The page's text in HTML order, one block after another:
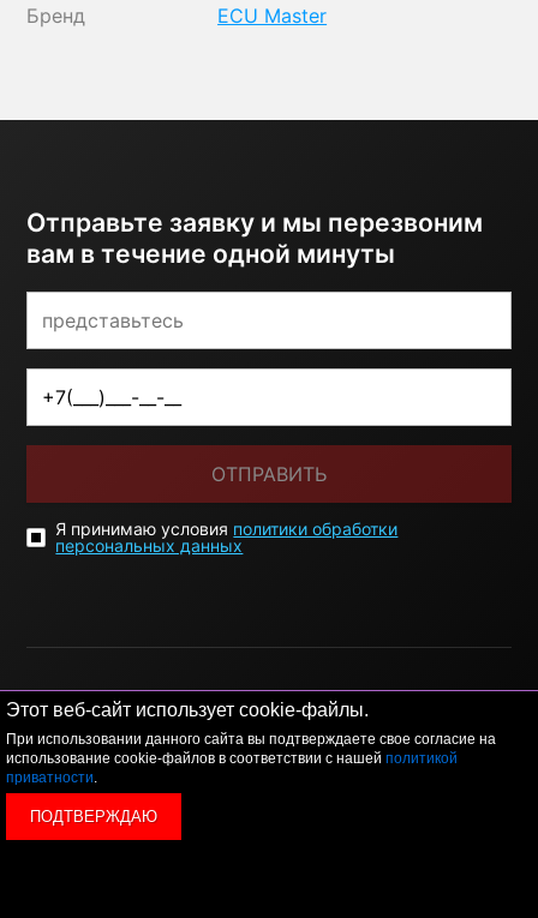
Этот веб-сайт использует cookie-файлы.
При использовании данного сайта вы подтверждаете свое согласие на
использование cookie-файлов в соответствии с нашей политикой
приватности.
ПОДТВЕРЖДАЮ
Бренд ECU Master
Отправьте заявку и мы перезвоним
вам в течение одной минуты
ОТПРАВИТЬ
Я принимаю условия политики обработки
персональных данных
© 2026 LEVEL +7 495 1207767
Данный сайт носит исключительно информационный
характер, и ни при каких условиях, информационные